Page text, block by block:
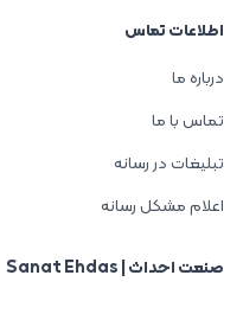
اطلاعات تماس
درباره ما
تماس با ما
تبلیغات در رسانه
اعلام مشکل رسانه
صنعت احداث | Sanat Ehdas